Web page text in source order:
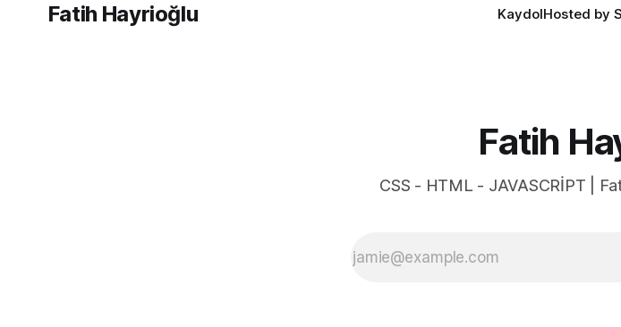
Fatih Hayrioğlu KaydolHosted by
Fatih
CSS - HTML - JAVASCRİPT |